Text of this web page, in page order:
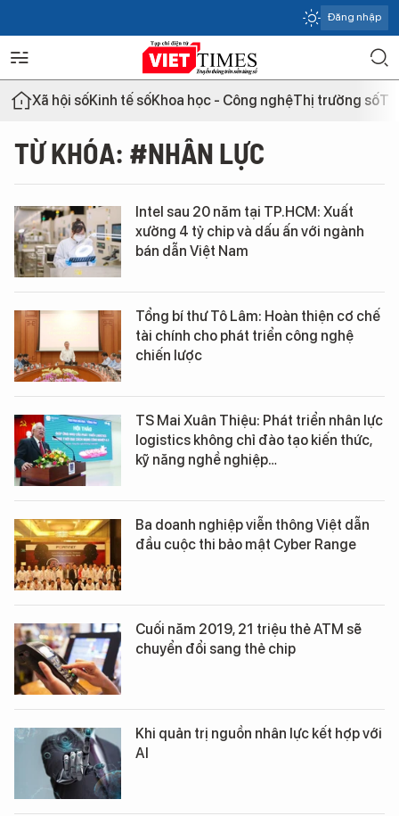
Đăng nhập
Xã hội sốKinh tế sốKhoa học - Công nghệThị trường số
TỪ KHÓA: #NHÂN LỰC
Intel sau 20 năm tại TP.HCM: Xuất
xưởng 4 tỷ chip và dấu ấn với ngành
bán dẫn Việt Nam
Tổng bí thư Tô Lâm: Hoàn thiện cơ chế
tài chính cho phát triển công nghệ
chiến lược
TS Mai Xuân Thiệu: Phát triển nhân lực
logistics không chỉ đào tạo kiến thức,
kỹ năng nghề nghiệp…
Ba doanh nghiệp viễn thông Việt dẫn
đầu cuộc thi bảo mật Cyber Range
Cuối năm 2019, 21 triệu thẻ ATM sẽ
chuyển đổi sang thẻ chip
Khi quản trị nguồn nhân lực kết hợp với
AI